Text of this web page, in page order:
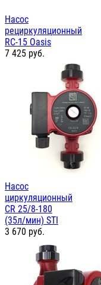
Насос
рециркуляционный
RC-15 Oasis
7 425 руб.
Насос
циркуляционный
СR 25/8-180
(35л/мин) STI
3 670 руб.